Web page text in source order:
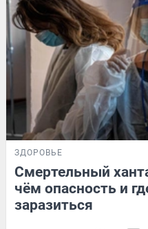
ЗДОРОВЬЕ
Смертельный
чём опасность и
заразиться